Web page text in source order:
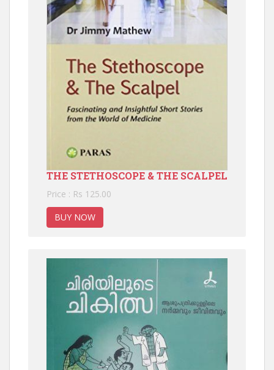
THE STETHOSCOPE & THE SCALPEL
Price : Rs 125.00
BUY NOW